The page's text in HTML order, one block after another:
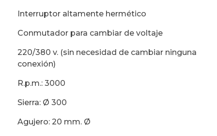
Interruptor altamente hermético
Conmutador para cambiar de voltaje
220/380 v. (sin necesidad de cambiar ninguna
conexión)
R.p.m.: 3000
Sierra: Ø 300
Agujero: 20 mm. Ø